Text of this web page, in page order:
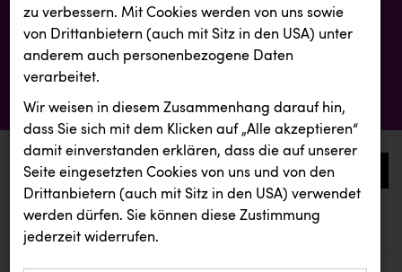
0
aktuelle aussendungen
aktuelle aussendungen
zu verbessern. Mit Cookies werden von uns sowie
von Drittanbietern (auch mit Sitz in den USA) unter
anderem auch personenbezogene Daten
verarbeitet.
Wir weisen in diesem Zusammenhang darauf hin,
dass Sie sich mit dem Klicken auf „Alle akzeptieren“
damit ein­ver­standen erklären, dass die auf unserer
Seite eingesetzten Cookies von uns und von den
Drittanbietern (auch mit Sitz in den USA) verwendet
werden dürfen. Sie können diese Zustimmung
jederzeit widerrufen.